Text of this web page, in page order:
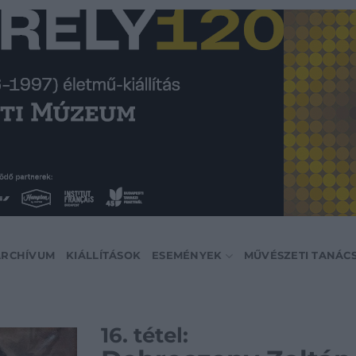
KIÁLLÍTÁSOK ESEMÉNYEK MŰVÉSZETI
16. tétel: